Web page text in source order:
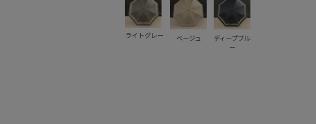
ライトグレー ベージュ
ディープブル
ー